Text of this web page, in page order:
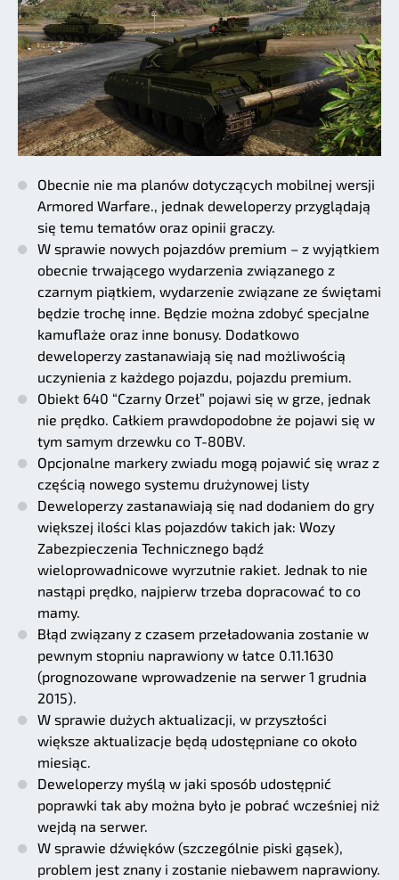
Obecnie nie ma planów dotyczących mobilnej wersji
Armored Warfare., jednak deweloperzy przyglądają
się temu tematów oraz opinii graczy.
W sprawie nowych pojazdów premium – z wyjątkiem
obecnie trwającego wydarzenia związanego z
czarnym piątkiem, wydarzenie związane ze świętami
będzie trochę inne. Będzie można zdobyć specjalne
kamuflaże oraz inne bonusy. Dodatkowo
deweloperzy zastanawiają się nad możliwością
uczynienia z każdego pojazdu, pojazdu premium.
Obiekt 640 “Czarny Orzeł” pojawi się w grze, jednak
nie prędko. Całkiem prawdopodobne że pojawi się w
tym samym drzewku co T-80BV.
Opcjonalne markery zwiadu mogą pojawić się wraz z
częścią nowego systemu drużynowej listy
Deweloperzy zastanawiają się nad dodaniem do gry
większej ilości klas pojazdów takich jak: Wozy
Zabezpieczenia Technicznego bądź
wieloprowadnicowe wyrzutnie rakiet. Jednak to nie
nastąpi prędko, najpierw trzeba dopracować to co
mamy.
Błąd związany z czasem przeładowania zostanie w
pewnym stopniu naprawiony w łatce 0.11.1630
(prognozowane wprowadzenie na serwer 1 grudnia
2015).
W sprawie dużych aktualizacji, w przyszłości
większe aktualizacje będą udostępniane co około
miesiąc.
Deweloperzy myślą w jaki sposób udostępnić
poprawki tak aby można było je pobrać wcześniej niż
wejdą na serwer.
W sprawie dźwięków (szczególnie piski gąsek),
problem jest znany i zostanie niebawem naprawiony.